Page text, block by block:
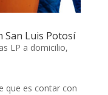
San Luis Potosí
LP a domicilio,
que es contar con